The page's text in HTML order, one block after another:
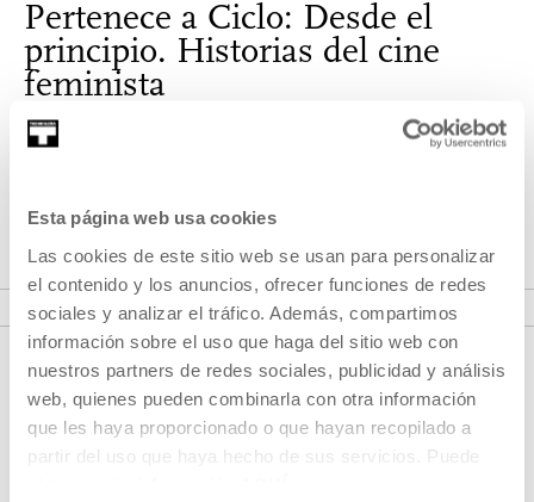
Esta página web usa cookies
Las cookies de este sitio web se usan para personalizar
el contenido y los anuncios, ofrecer funciones de redes
sociales y analizar el tráfico. Además, compartimos
información sobre el uso que haga del sitio web con
nuestros partners de redes sociales, publicidad y análisis
web, quienes pueden combinarla con otra información
que les haya proporcionado o que hayan recopilado a
partir del uso que haya hecho de sus servicios. Puede
Pertenece a Ciclo: Desde el
principio. Historias del cine
feminista
Todas las historias tienen un principio. Pero no hay una
VER CICLO